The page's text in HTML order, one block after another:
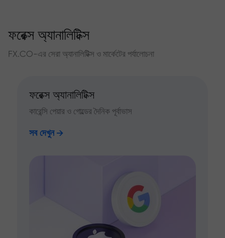
ফরেক্স অ্যানালিটিক্স
FX.CO-এর সেরা অ্যানালিটিক্স ও মার্কেটের পর্যালোচনা
ফরেক্স অ্যানালিটিক্স
কারেন্সি পেয়ার ও গোল্ডের দৈনিক পূর্বাভাস
সব দেখুন